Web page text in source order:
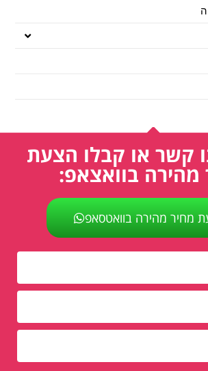
קשר או קבלו הצעת
מהירה בוואצאפ:
מחיר מהירה בוואטסאפ